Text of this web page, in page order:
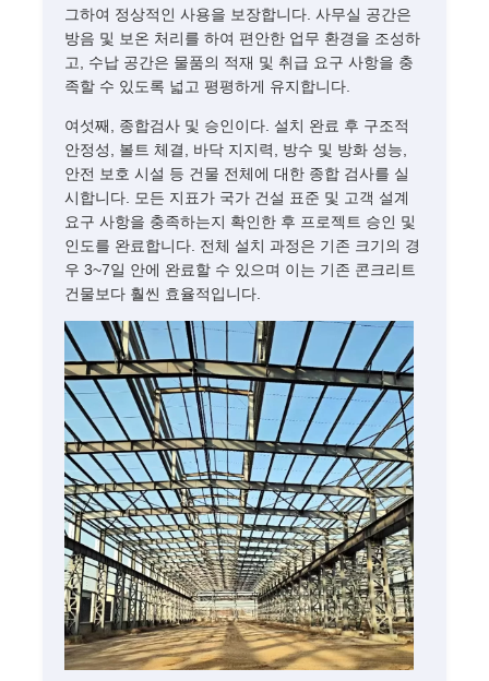
그하여 정상적인 사용을 보장합니다. 사무실 공간은
방음 및 보온 처리를 하여 편안한 업무 환경을 조성하
고, 수납 공간은 물품의 적재 및 취급 요구 사항을 충
족할 수 있도록 넓고 평평하게 유지합니다.
여섯째, 종합검사 및 승인이다. 설치 완료 후 구조적
안정성, 볼트 체결, 바닥 지지력, 방수 및 방화 성능,
안전 보호 시설 등 건물 전체에 대한 종합 검사를 실
시합니다. 모든 지표가 국가 건설 표준 및 고객 설계
요구 사항을 충족하는지 확인한 후 프로젝트 승인 및
인도를 완료합니다. 전체 설치 과정은 기존 크기의 경
우 3~7일 안에 완료할 수 있으며 이는 기존 콘크리트
건물보다 훨씬 효율적입니다.